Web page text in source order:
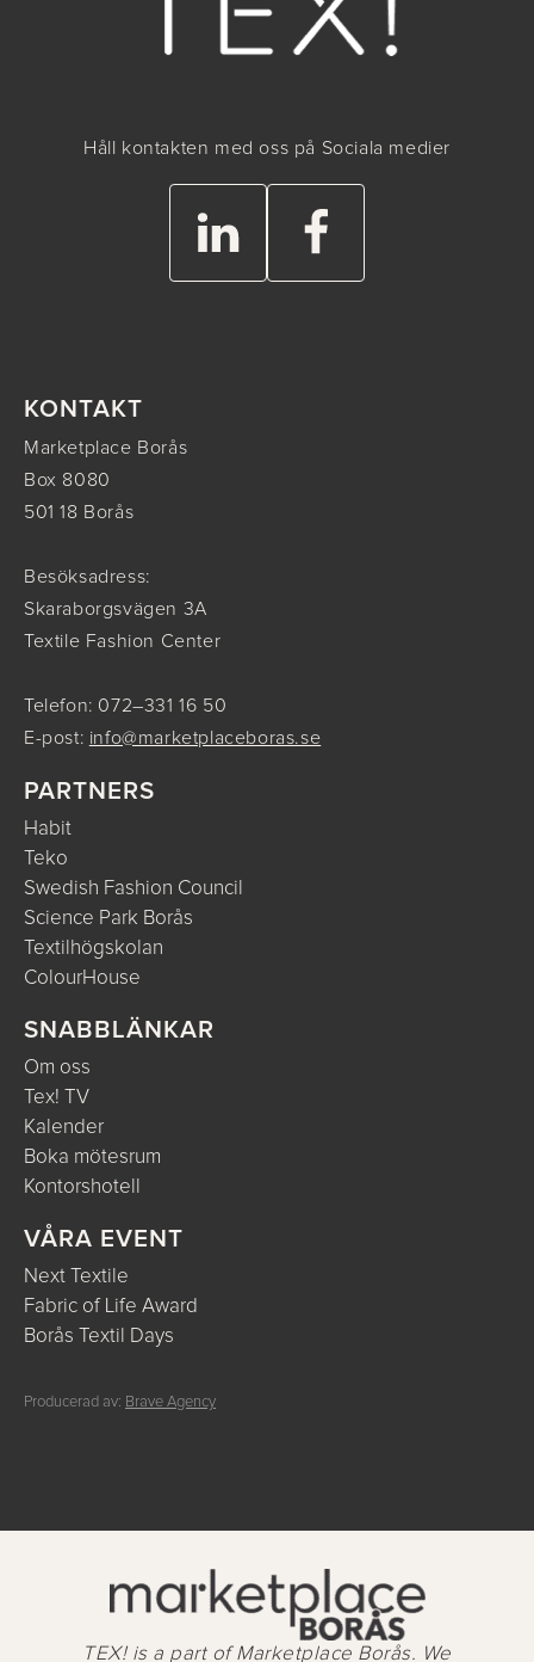
Håll kontakten med oss på Sociala medier
KONTAKT
Marketplace Borås
Box 8080
501 18 Borås
Besöksadress:
Skaraborgsvägen 3A
Textile Fashion Center
Telefon: 072–331 16 50
E-post: info@marketplaceboras.se
PARTNERS
Habit
Teko
Swedish Fashion Council
Science Park Borås
Textilhögskolan
ColourHouse
SNABBLÄNKAR
Om oss
Tex! TV
Kalender
Boka mötesrum
Kontorshotell
VÅRA EVENT
Next Textile
Fabric of Life Award
Borås Textil Days
Producerad av: Brave Agency
TEX! is a part of Marketplace Borås. We